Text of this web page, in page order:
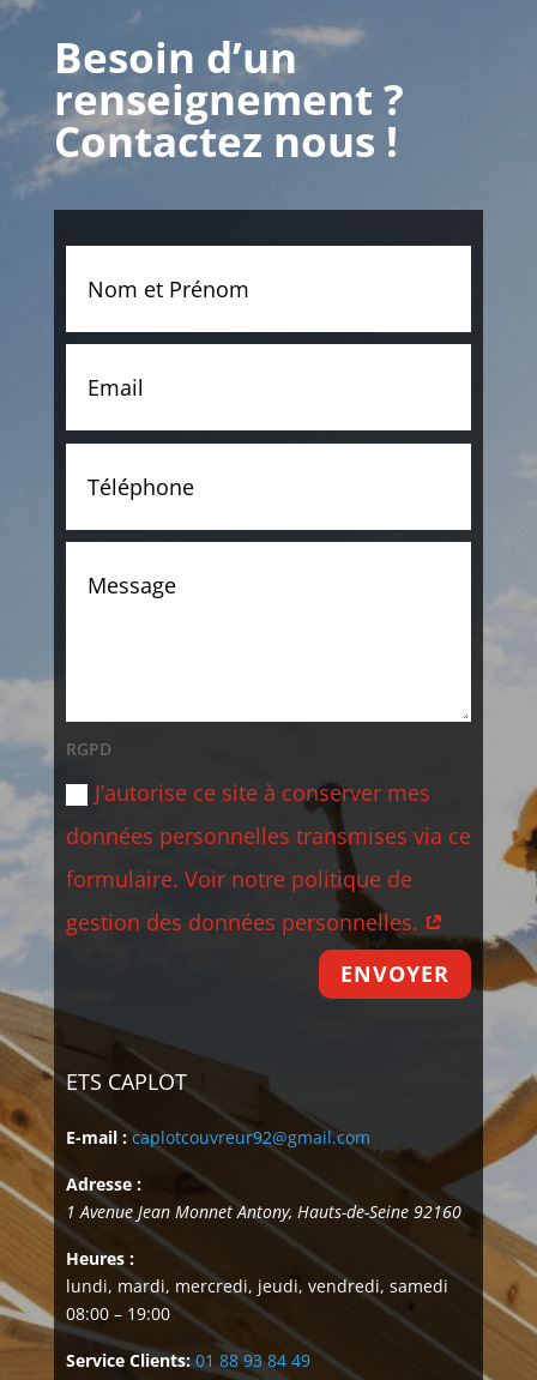
Besoin d’un
renseignement ?
Contactez nous !
RGPD
J’autorise ce site à conserver mes
données personnelles transmises via ce
formulaire. Voir notre politique de
gestion des données personnelles.
ENVOYER
ETS CAPLOT
E-mail : caplotcouvreur92@gmail.com
Adresse :
1 Avenue Jean Monnet Antony, Hauts-de-Seine 92160
Heures :
lundi, mardi, mercredi, jeudi, vendredi, samedi
08:00 – 19:00
Service Clients: 01 88 93 84 49